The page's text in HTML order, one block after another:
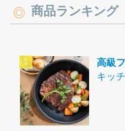
商品ランキング
高級
キッ